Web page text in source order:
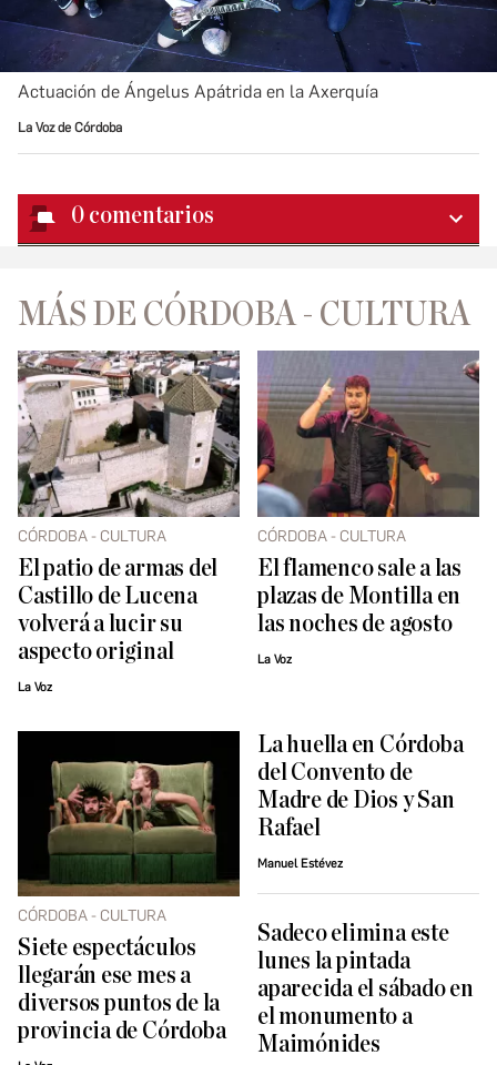
Actuación de Ángelus Apátrida en la Axerquía
La Voz de Córdoba
0 comentarios
MÁS DE CÓRDOBA - CULTURA
CÓRDOBA - CULTURA
El patio de armas del
Castillo de Lucena
volverá a lucir su
aspecto original
La Voz
CÓRDOBA - CULTURA
El flamenco sale a las
plazas de Montilla en
las noches de agosto
La Voz
CÓRDOBA - CULTURA
Siete espectáculos
llegarán ese mes a
diversos puntos de la
provincia de Córdoba
La huella en Córdoba
del Convento de
Madre de Dios y San
Rafael
Manuel Estévez
Sadeco elimina este
lunes la pintada
aparecida el sábado en
el monumento a
Maimónides